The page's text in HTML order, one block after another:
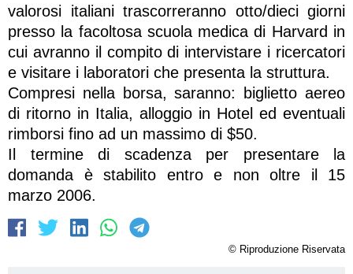
valorosi italiani trascorreranno otto/dieci giorni
presso la facoltosa scuola medica di Harvard in
cui avranno il compito di intervistare i ricercatori
e visitare i laboratori che presenta la struttura.
Compresi nella borsa, saranno: biglietto aereo
di ritorno in Italia, alloggio in Hotel ed eventuali
rimborsi fino ad un massimo di $50.
Il termine di scadenza per presentare la
domanda è stabilito entro e non oltre il 15
marzo 2006.
© Riproduzione Riservata